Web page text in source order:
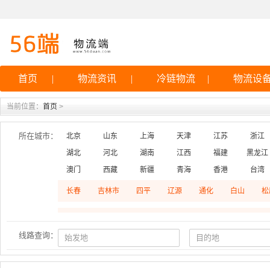
首页 | 物流资讯 | 冷链物流 | 物流设
当前位置： 首页 >
所在城市： 北京 山东 上海 天津 江苏
浙江
湖北
河北 湖南 江西 福建
黑龙江
澳门
西藏 新疆 青海 香港 台湾
长春 吉林市 四平 辽源 通化 白山
线路查询：